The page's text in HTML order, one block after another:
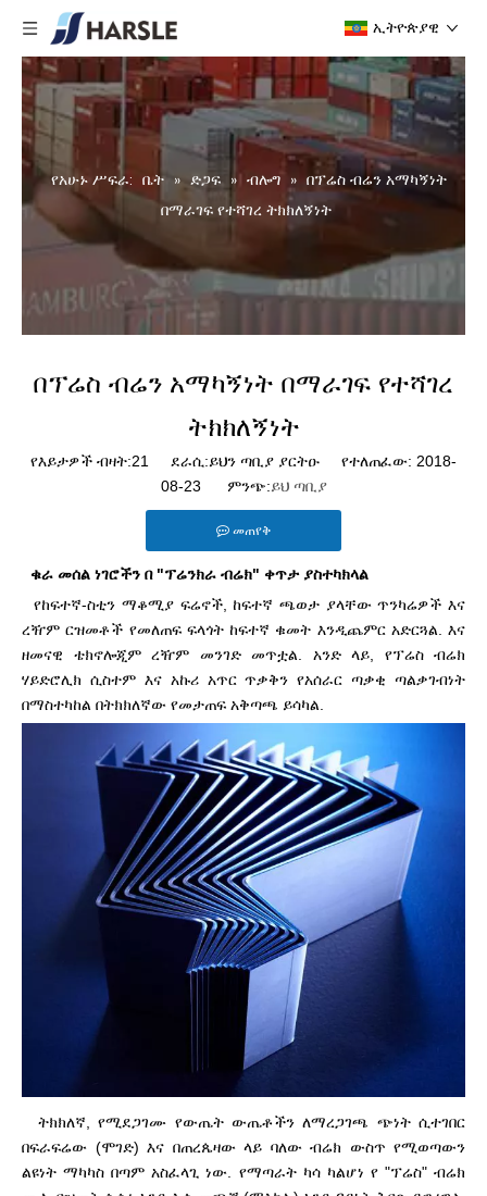
ኢትዮጵያዊ
የአሁኑ ሥፍራ: ቤት » ድጋፍ » ብሎግ » በፕሬስ ብሬን አማካኝነት
በማራገፍ የተሻገረ ትክክለኝነት
በፕሬስ ብሬን አማካኝነት በማራገፍ የተሻገረ
ትክክለኝነት
የእይታዎች ብዛት:21
ደራሲ:ይህን ጣቢያ ያርትዑ የተለጠፈው: 2018-
08-23 ምንጭ:ይህ ጣቢያ
መጠየቅ
ቁራ መሰል ነገሮችን በ "ፕሬንክራ ብሬክ" ቀጥታ ያስተካክላል
የከፍተኛ-ስቲን ማቆሚያ ፍሬኖች, ከፍተኛ ጫወታ ያላቸው ጥንካሬዎች እና
ረዥም ርዝመቶች የመለጠፍ ፍላጎት ከፍተኛ ቁመት እንዲጨምር አድርጓል. እና
ዘመናዊ ቴክኖሎጂም ረዥም መንገድ መጥቷል. አንድ ላይ, የፕሬስ ብሬክ
ሃይድሮሊክ ሲስተም እና አኩሪ አጥር ጥቃቅን የአሰራር ጣቃቂ ጣልቃገብነት
በማስተካከል በትክክለኛው የመታጠፍ አቅጣጫ ይሳካል.
ትክክለኛ, የሚደጋገሙ የውጤት ውጤቶችን ለማረጋገጫ ጭነት ሲተገበር
በፍራፍሬው (ሞገድ) እና በጠረጴዛው ላይ ባለው ብሬክ ውስጥ የሚወጣውን
ልዩነት ማካካስ በጣም አስፈላጊ ነው. የማጣራት ካሳ ካልሆነ የ "ፕሬስ" ብሬክ